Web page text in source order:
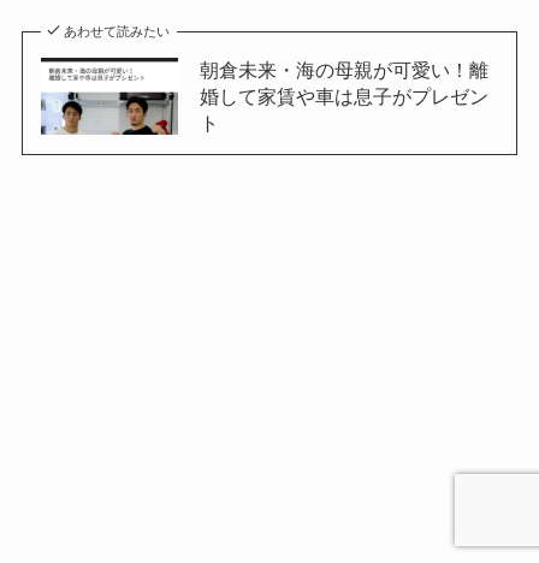
あわせて読みたい
朝倉未来・海の母親が可愛い！離
婚して家賃や車は息子がプレゼン
ト